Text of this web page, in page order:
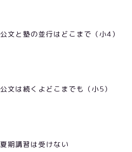
公文と塾の並行はどこまで（小4）
公文は続くよどこまでも（小5）
夏期講習は受けない